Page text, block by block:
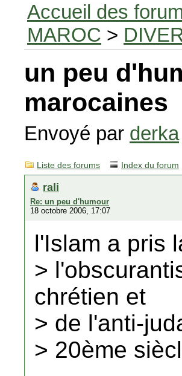
Accueil des
MAROC >
un peu
marocaines
Envoyé par derka
Liste des forums Index du forum
rali
Re: un peu d'humour
18 octobre 2006, 17:07
l'Islam a pris
>
chrétien et
> de l'anti-
> 20ème